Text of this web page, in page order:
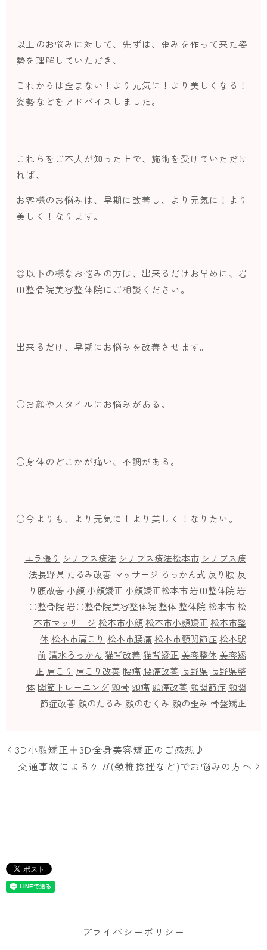
以上のお悩みに対して、先ずは、歪みを作って来た姿
勢を理解していただき、
これからは歪まない！より元気に！より美しくなる！
姿勢などをアドバイスしました。
これらをご本人が知った上で、施術を受けていただけ
れば、
お客様のお悩みは、早期に改善し、より元気に！より
美しく！なります。
◎以下の様なお悩みの方は、出来るだけお早めに、岩
田整骨院美容整体院にご相談ください。
出来るだけ、早期にお悩みを改善させます。
○お顔やスタイルにお悩みがある。
○身体のどこかが痛い、不調がある。
○今よりも、より元気に！より美しく！なりたい。
エラ張り シナプス療法 シナプス療法松本市 シナプス療
法長野県 たるみ改善 マッサージ ろっかん式 反り腰 反
り腰改善 小顔小顔矯正小顔矯正松本市岩田整体院岩
田整骨院岩田整骨院美容整体院 整体 整体院松本市松
本市マッサージ 松本市小顔松本市小顔矯正松本市整
体松本市肩こり 松本市腰痛松本市顎関節症松本駅
前 清水ろっかん 猫背改善 猫背矯正 美容整体 美容矯
正 肩こり 肩こり改善 腰痛腰痛改善 長野県 長野県整
体 関節トレーニング 頬骨 頭痛 頭痛改善 顎関節症 顎関
節症改善 顔のたるみ 顔のむくみ 顔の歪み 骨盤矯正
3D小顔矯正＋3D全身美容矯正のご感想♪
交通事故によるケガ(頚椎捻挫など)でお悩みの方へ
プライバシーポリシー